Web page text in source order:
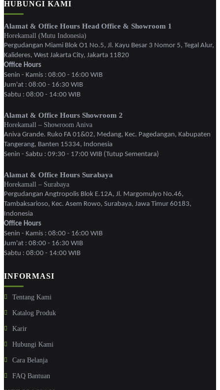
HUBUNGI KAMI
Alamat & Office Hours Head Office & Showroom 1
Horekamall (Mutu Indonesia)
Pergudangan Miami Blok O1 No.5, Jl. Kayu Besar 3 Nomor 5, Tegal Alur,
Kalideres, West Jakarta City, Jakarta 11820
Office Hours
Senin - Kamis : 08:00 - 16:00 WIB
Jum'at : 08:00 - 16:30 WIB
Sabtu : 08:00 - 14:00 WIB
Alamat & Office Hours Showroom 2
Horekamall – Showroom Aniva
Aniva Grande. Ruko FA 01&02, Medang, Kec. Pagedangan, Kabupaten
Tangerang, Banten 15334, Indonesia
Senin - Sabtu : 09:30 - 17:00 WIB (Tutup Sementara)
Alamat & Office Hours Surabaya
Horekamall – Surabaya
Pergudangan Angtropolis Blok E.12A, Jl. Margomulyo No.46,
Tambaksarioso, Kec. Asem Rowo, Surabaya, Jawa Timur 60183,
Indonesia
Office Hours
Senin - Kamis : 08:00 - 16:00 WIB
Jum'at : 08:00 - 16:30 WIB
Sabtu : 08:00 - 14:00 WIB
INFORMASI
Tentang Kami
Katalog Produk
Karir
Hubungi Kami
Cara Belanja
FAQ Bantuan